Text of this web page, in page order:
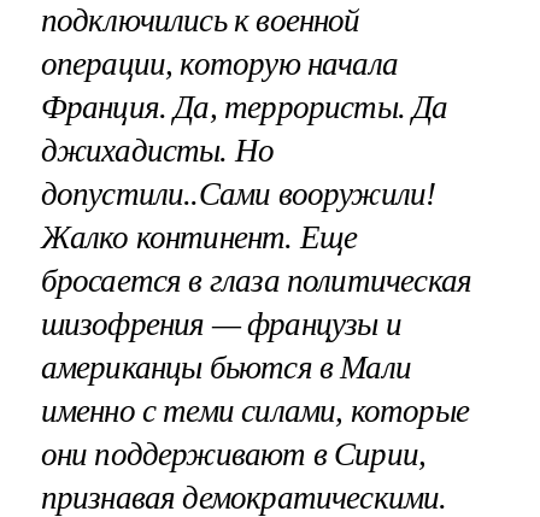
подключились к военной
операции, которую начала
Франция. Да, террористы. Да
джихадисты. Но
допустили..Сами вооружили!
Жалко континент. Еще
бросается в глаза политическая
шизофрения — французы и
американцы бьются в Мали
именно с теми силами, которые
они поддерживают в Сирии,
признавая демократическими.